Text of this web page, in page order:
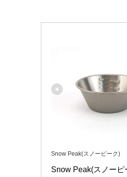
Snow Peak(スノーピーク)
Snow Peak(スノーピ